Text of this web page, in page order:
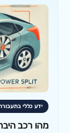
ידע כללי
מהו רכב